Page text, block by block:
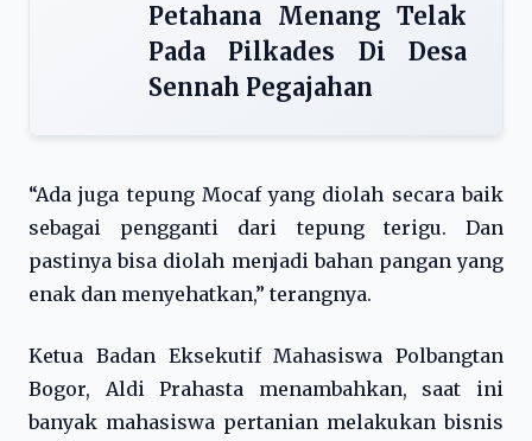
Petahana Menang Telak
Pada Pilkades Di Desa
Sennah Pegajahan
“Ada juga tepung Mocaf yang diolah secara baik
sebagai pengganti dari tepung terigu. Dan
pastinya bisa diolah menjadi bahan pangan yang
enak dan menyehatkan,” terangnya.
Ketua Badan Eksekutif Mahasiswa Polbangtan
Bogor, Aldi Prahasta menambahkan, saat ini
banyak mahasiswa pertanian melakukan bisnis